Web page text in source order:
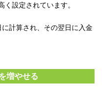
く設定されています。
計算され、その翌日に入金
増やせる